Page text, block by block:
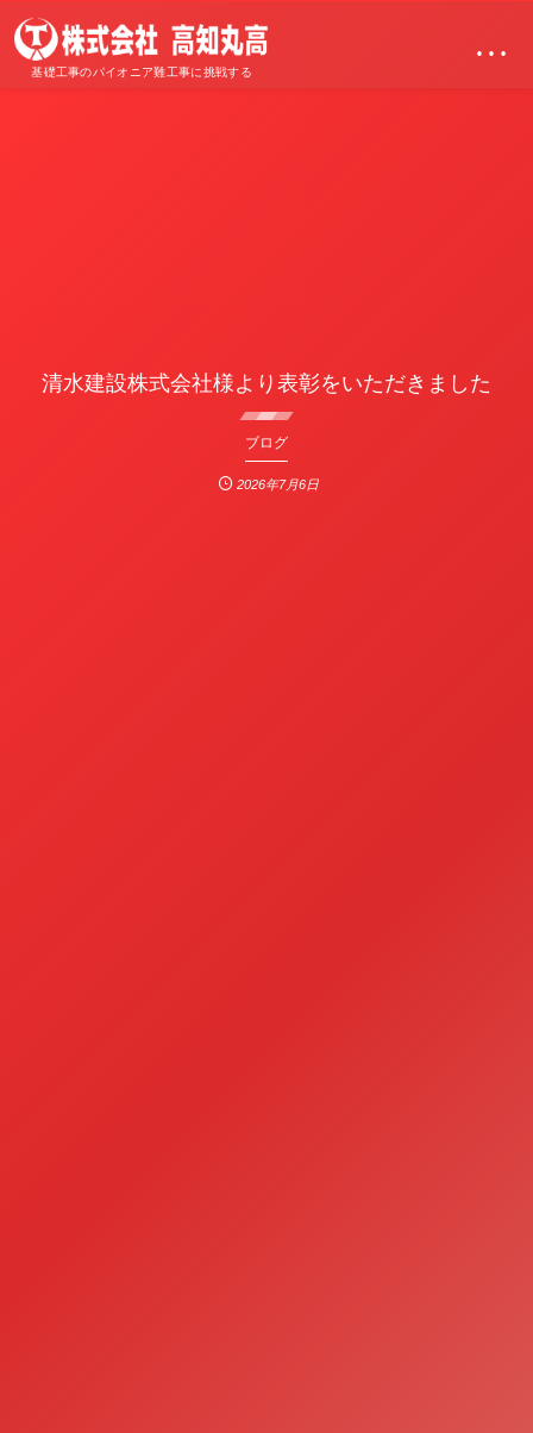
基礎工事のパイオニア難工事に挑戦する
…
清水建設株式会社様より表彰をいただきました
ブログ
2026年7月6日